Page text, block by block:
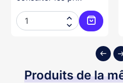
au panier


Ajouter
Produits de la